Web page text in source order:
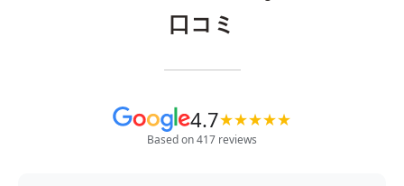
口コミ
4.7★★★★★
Based on 417 reviews